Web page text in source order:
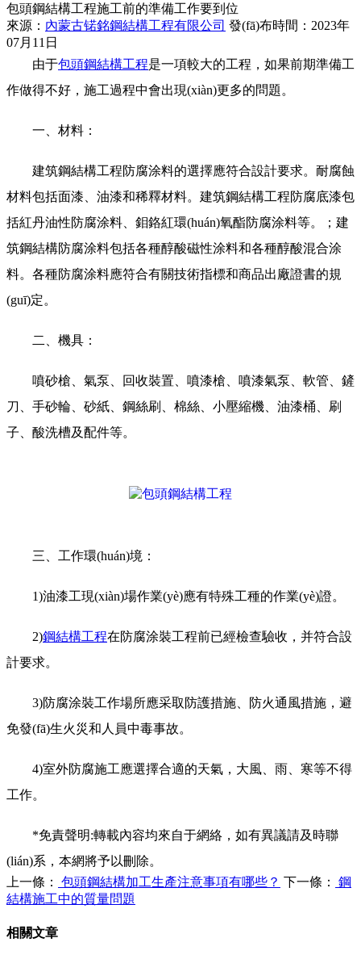
包頭鋼結構工程施工前的準備工作要到位
來源： 內蒙古锘銘鋼結構工程有限公司 發(fā)布時間：2023年
07月11日
由于包頭鋼結構工程是一項較大的工程，如果前期準備工
作做得不好，施工過程中會出現(xiàn)更多的問題。
一、材料：
建筑鋼結構工程防腐涂料的選擇應符合設計要求。耐腐蝕
材料包括面漆、油漆和稀釋材料。建筑鋼結構工程防腐底漆包
括紅丹油性防腐涂料、鉬鉻紅環(huán)氧酯防腐涂料等。；建
筑鋼結構防腐涂料包括各種醇酸磁性涂料和各種醇酸混合涂
料。各種防腐涂料應符合有關技術指標和商品出廠證書的規
(guī)定。
二、機具：
噴砂槍、氣泵、回收裝置、噴漆槍、噴漆氣泵、軟管、鏟
刀、手砂輪、砂紙、鋼絲刷、棉絲、小壓縮機、油漆桶、刷
子、酸洗槽及配件等。
三、工作環(huán)境：
1)油漆工現(xiàn)場作業(yè)應有特殊工種的作業(yè)證。
2)鋼結構工程在防腐涂裝工程前已經檢查驗收，并符合設
計要求。
3)防腐涂裝工作場所應采取防護措施、防火通風措施，避
免發(fā)生火災和人員中毒事故。
4)室外防腐施工應選擇合適的天氣，大風、雨、寒等不得
工作。
*免責聲明:轉載內容均來自于網絡，如有異議請及時聯
(lián)系，本網將予以刪除。
上一條：
包頭鋼結構加工生產注意事項有哪些？ 下一條：
鋼
結構施工中的質量問題
相關文章